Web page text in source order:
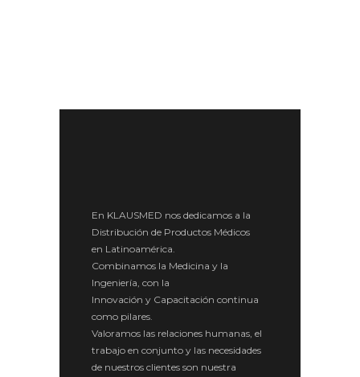
En KLAUSMED nos dedicamos a la
Distribución de Productos Médicos
en Latinoamérica.
Combinamos la Medicina y la
Ingeniería, con la
Innovación y Capacitación continua
como pilares.
Valoramos las relaciones humanas, el
trabajo en conjunto y las necesidades
de nuestros clientes son nuestra